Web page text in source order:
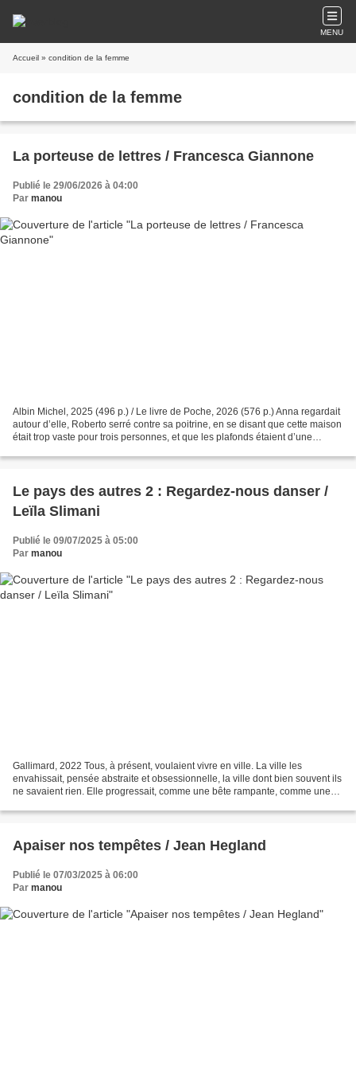
MENU
Accueil » condition de la femme
condition de la femme
La porteuse de lettres / Francesca Giannone
Publié le 29/06/2026 à 04:00
Par manou
Albin Michel, 2025 (496 p.) / Le livre de Poche, 2026 (576 p.) Anna regardait
autour d’elle, Roberto serré contre sa poitrine, en se disant que cette maison
était trop vaste pour trois personnes, et que les plafonds étaient d’une
Le pays des autres 2 : Regardez-nous danser /
Leïla Slimani
Publié le 09/07/2025 à 05:00
Par manou
Gallimard, 2022 Tous, à présent, voulaient vivre en ville. La ville les
envahissait, pensée abstraite et obsessionnelle, la ville dont bien souvent ils
ne savaient rien. Elle progressait, comme une bête rampante, comme une
Apaiser nos tempêtes / Jean Hegland
Publié le 07/03/2025 à 06:00
Par manou